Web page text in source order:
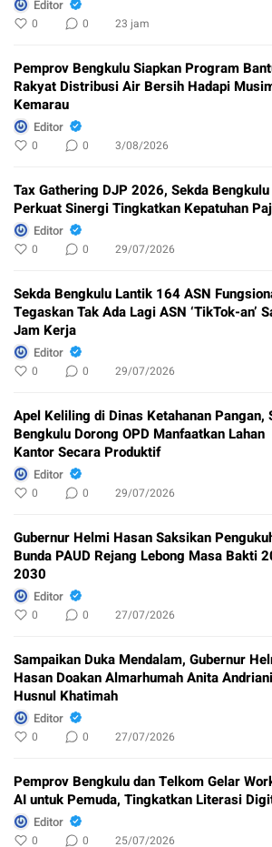
Editor
0 0 23 jam
Pemprov Bengkulu Siapkan Program
Rakyat Distribusi Air Bersih Hadapi
Kemarau
Editor
0 0 3/08/2026
Tax Gathering DJP 2026, Sekda
Perkuat Sinergi Tingkatkan Kepatuhan
Editor
0 0 29/07/2026
Sekda Bengkulu Lantik 164 ASN
Tegaskan Tak Ada Lagi ASN ‘TikTok-an’
Jam Kerja
Editor
0 0 29/07/2026
Apel Keliling di Dinas Ketahanan Pangan,
Bengkulu Dorong OPD Manfaatkan Lahan
Kantor Secara Produktif
Editor
0 0 29/07/2026
Gubernur Helmi Hasan Saksikan
Bunda PAUD Rejang Lebong Masa Bakti
2030
Editor
0 0 27/07/2026
Sampaikan Duka Mendalam, Gubernur
Hasan Doakan Almarhumah Anita Andriani
Husnul Khatimah
Editor
0 0 27/07/2026
Pemprov Bengkulu dan Telkom Gelar
AI untuk Pemuda, Tingkatkan Literasi
Editor
0 0 25/07/2026